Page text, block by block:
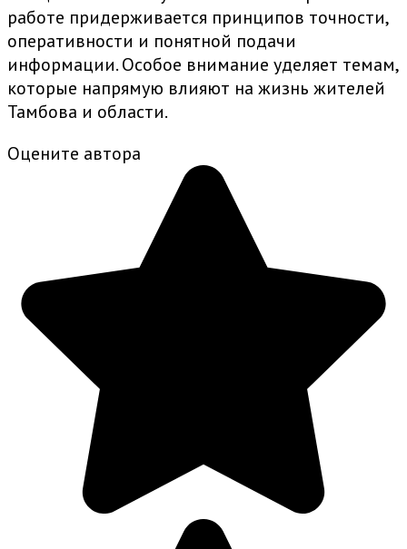
работе придерживается принципов точности,
оперативности и понятной подачи
информации. Особое внимание уделяет темам,
которые напрямую влияют на жизнь жителей
Тамбова и области.
Оцените автора